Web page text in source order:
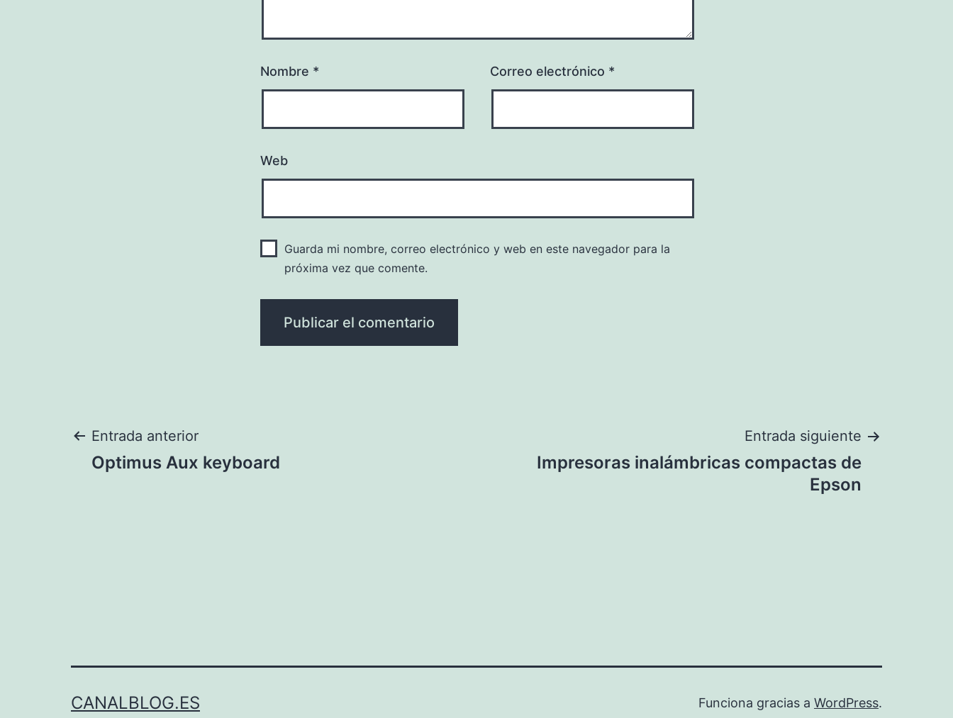
Nombre * Correo electrónico *
Web
Guarda mi nombre, correo electrónico y web en este navegador para la
próxima vez que comente.
Navegación
Entrada anterior
Optimus Aux keyboard
Entrada siguiente
Impresoras inalámbricas compactas de
Epson
CANALBLOG.ES Funciona gracias a WordPress.